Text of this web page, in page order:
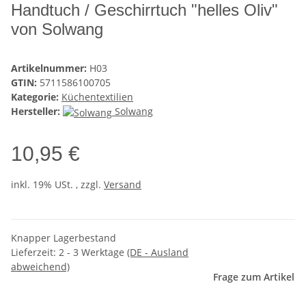
Handtuch / Geschirrtuch "helles Oliv"
von Solwang
Artikelnummer: H03
GTIN: 5711586100705
Kategorie: Küchentextilien
Hersteller:
Solwang
10,95 €
inkl. 19% USt. , zzgl. Versand
Knapper Lagerbestand
Lieferzeit: 2 - 3 Werktage (DE - Ausland
abweichend)
Frage zum Artikel